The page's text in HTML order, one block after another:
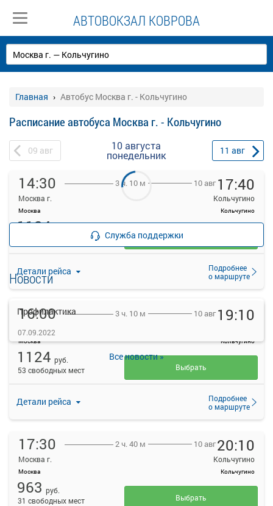
АВТОВОКЗАЛ КОВРОВА
Главная Автобус Москва г. - Кольчугино
Расписание автобуса Москва г. - Кольчугино
09 авг 10 августа
понедельник 11 авг
14:30
Москва г.
Москва
3 ч. 10 м 10 авг 17:40
Кольчугино
Кольчугино
Детали рейса
Подробнее
о маршруте
1124
Выбрать
16:00
Москва г.
Москва
3 ч. 10 м 10 авг 19:10
Кольчугино
Детали рейса
Подробнее
о маршруте
1124 руб.
53 свободных мест
Выбрать
17:30
Москва г.
Москва
2 ч. 40 м 10 авг20:10
Кольчугино
Кольчугино
963 руб.
31 свободных мест
Выбрать
Служба поддержки
Новости
Профилактика
07.09.2022
Все новости »